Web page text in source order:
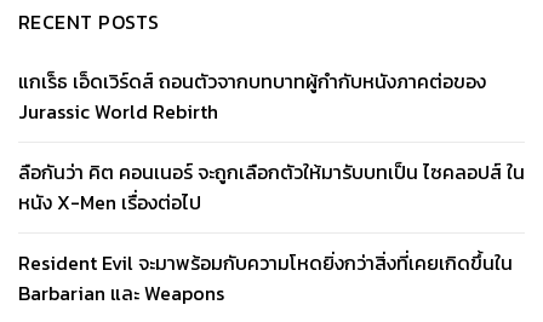
RECENT POSTS
แกเร็ธ เอ็ดเวิร์ดส์ ถอนตัวจากบทบาทผู้กำกับหนังภาคต่อของ
Jurassic World Rebirth
ลือกันว่า คิต คอนเนอร์ จะถูกเลือกตัวให้มารับบทเป็น ไซคลอปส์ ใน
หนัง X-Men เรื่องต่อไป
Resident Evil จะมาพร้อมกับความโหดยิ่งกว่าสิ่งที่เคยเกิดขึ้นใน
Barbarian และ Weapons